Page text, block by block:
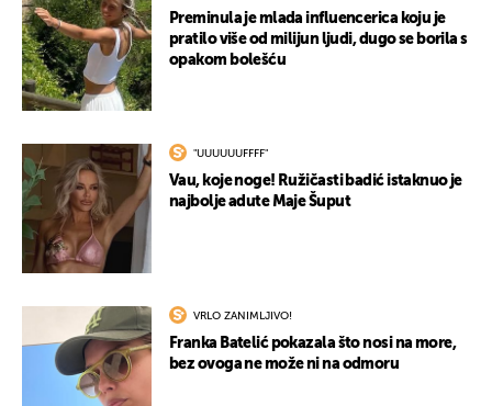
Preminula je mlada influencerica koju je
pratilo više od milijun ljudi, dugo se borila s
opakom bolešću
"UUUUUUFFFF"
Vau, koje noge! Ružičasti badić istaknuo je
najbolje adute Maje Šuput
VRLO ZANIMLJIVO!
Franka Batelić pokazala što nosi na more,
bez ovoga ne može ni na odmoru